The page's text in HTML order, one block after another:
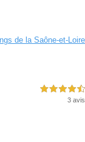
de la Saône-et-Loire
4,5 étoiles sur 5
3 avis